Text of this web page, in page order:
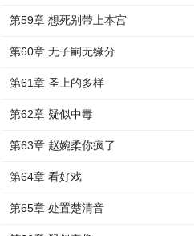
第59章 想死别带上本宫
第60章 无子嗣无缘分
第61章 圣上的多样
第62章 疑似中毒
第63章 赵婉柔你疯了
第64章 看好戏
第65章 处置楚清音